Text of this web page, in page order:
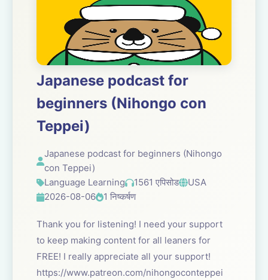
Japanese podcast for
beginners (Nihongo con
Teppei)
Japanese podcast for beginners (Nihongo
con Teppei)
Language Learning
1561 एपिसोड
USA
2026-08-06
1 निष्कर्षण
Thank you for listening! I need your support
to keep making content for all leaners for
FREE! I really appreciate all your support!
https://www.patreon.com/nihongoconteppei